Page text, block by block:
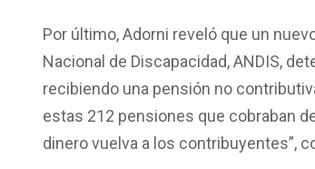
Por último, Adorni reveló que un
Nacional de Discapacidad, ANDIS,
recibiendo una pensión no
estas 212 pensiones que cobraban
dinero vuelva a los contribuyentes”,